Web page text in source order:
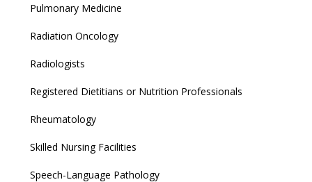
Pulmonary Medicine
Radiation Oncology
Radiologists
Registered Dietitians or Nutrition Professionals
Rheumatology
Skilled Nursing Facilities
Speech-Language Pathology